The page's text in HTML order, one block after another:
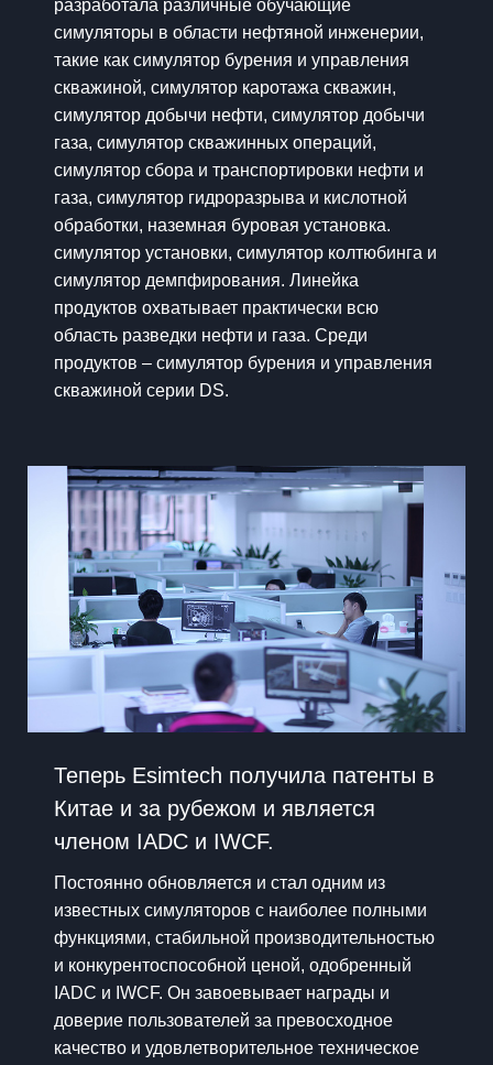
разработала различные обучающие
симуляторы в области нефтяной инженерии,
такие как симулятор бурения и управления
скважиной, симулятор каротажа скважин,
симулятор добычи нефти, симулятор добычи
газа, симулятор скважинных операций,
симулятор сбора и транспортировки нефти и
газа, симулятор гидроразрыва и кислотной
обработки, наземная буровая установка.
симулятор установки, симулятор колтюбинга и
симулятор демпфирования. Линейка
продуктов охватывает практически всю
область разведки нефти и газа. Среди
продуктов – симулятор бурения и управления
скважиной серии DS.
Теперь Esimtech получила патенты в
Китае и за рубежом и является
членом IADC и IWCF.
Постоянно обновляется и стал одним из
известных симуляторов с наиболее полными
функциями, стабильной производительностью
и конкурентоспособной ценой, одобренный
IADC и IWCF. Он завоевывает награды и
доверие пользователей за превосходное
качество и удовлетворительное техническое